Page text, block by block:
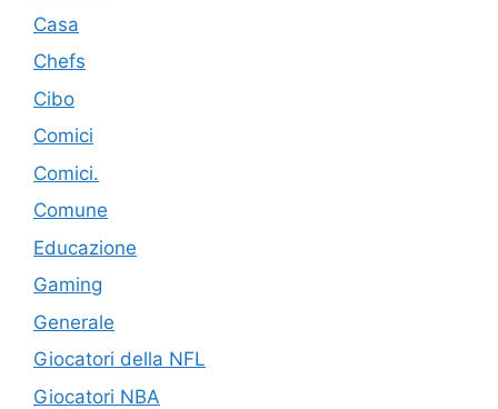
Casa
Chefs
Cibo
Comici
Comici.
Comune
Educazione
Gaming
Generale
Giocatori della NFL
Giocatori NBA